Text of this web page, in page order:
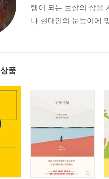
or Dirty?
in Our Own Thoughts 80 How a
You Really Don’t Want To
Decision
Buddha
Life
but You Don’t Even Know It
탬이 되는 보살의 삶을
나 현대인의 눈높이에
품